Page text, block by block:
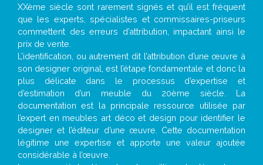
XXème siècle sont rarement signés et qu’il est fréquent
que les experts, spécialistes et commissaires-priseurs
commettent des erreurs d’attribution, impactant ainsi le
prix de vente.
L’identification, ou autrement dit l’attribution d’une œuvre à
son designer original, est l’étape fondamentale et donc la
plus délicate dans le processus d’expertise et
d’estimation d’un meuble du 20ème siècle. La
documentation est la principale ressource utilisée par
l’expert en meubles art déco et design pour identifier le
designer et l’éditeur d’une œuvre. Cette documentation
légitime une expertise et apporte une valeur ajoutée
considérable à l’œuvre.